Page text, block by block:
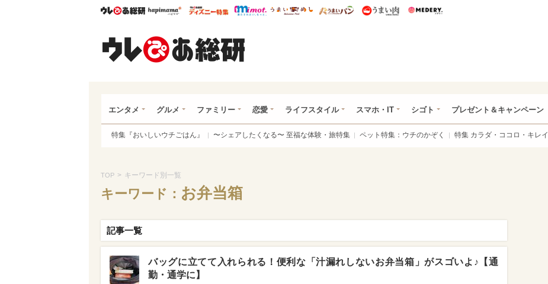
ウレぴあ総研ハピママ* ウレぴあ総研 ディズニー特集
mimot. うまいめし うまいパン うまい肉
エンタメ グルメ ファミリー 恋愛 ライフスタイル スマホ・IT シゴト プレゼント＆キャンペーン
特集『おいしいウチごはん』 〜シェアしたくなる〜 至福な体験・旅特集 ペット特集：ウチのかぞく 特集 カラダ・ココロ・キレイ
TOP > キーワード別一覧
キーワード： お弁当箱
記事一覧
バッグに立てて入れられる！便利な「汁漏れしないお弁当箱」がスゴいよ♪【通
勤・通学に】